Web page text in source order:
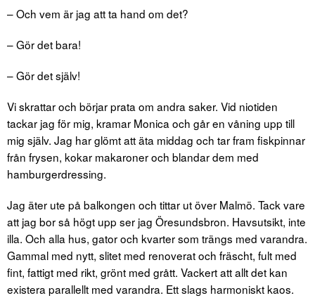
– Och vem är jag att ta hand om det?
– Gör det bara!
– Gör det själv!
Vi skrattar och börjar prata om andra saker. Vid niotiden
tackar jag för mig, kramar Monica och går en våning upp till
mig själv. Jag har glömt att äta middag och tar fram fiskpinnar
från frysen, kokar makaroner och blandar dem med
hamburgerdressing.
Jag äter ute på balkongen och tittar ut över Malmö. Tack vare
att jag bor så högt upp ser jag Öresundsbron. Havsutsikt, inte
illa. Och alla hus, gator och kvarter som trängs med varandra.
Gammal med nytt, slitet med renoverat och fräscht, fult med
fint, fattigt med rikt, grönt med grått. Vackert att allt det kan
existera parallellt med varandra. Ett slags harmoniskt kaos.